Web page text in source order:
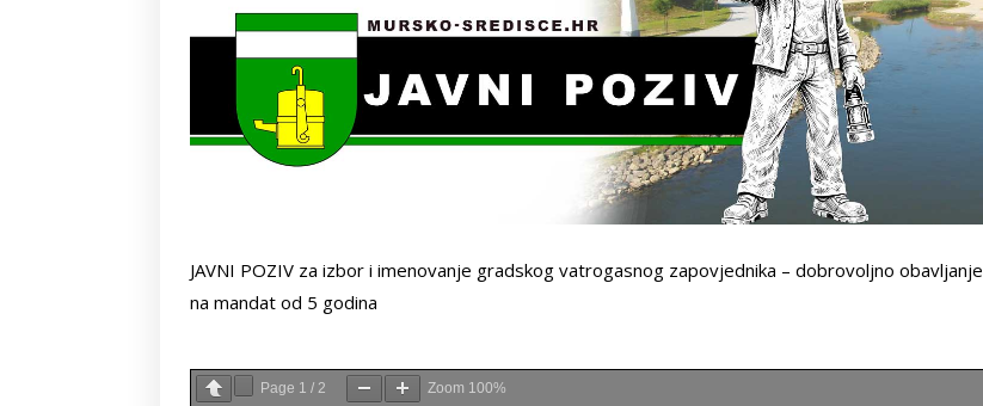
JAVNI POZIV za izbor i imenovanje gradskog vatrogasnog zapovjednika – dobrovoljno obavljanje
na mandat od 5 godina
Page 1 /2 Zoom 100%